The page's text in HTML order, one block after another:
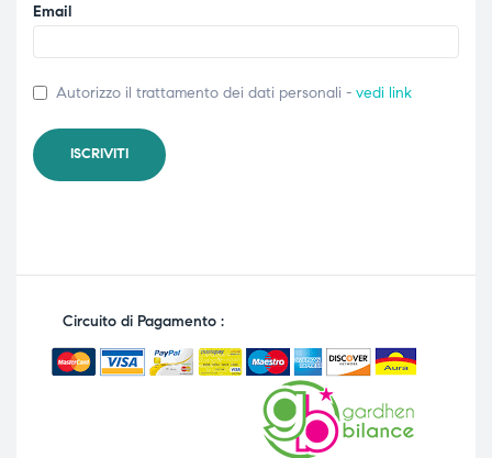
Email
Autorizzo il trattamento dei dati personali - vedi link
Circuito di Pagamento :